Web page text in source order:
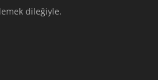
dileğiyle.